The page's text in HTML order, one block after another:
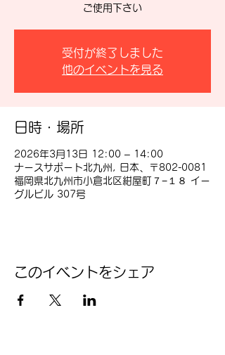
ご使用下さい
受付が終了しました
他のイベントを見る
日時・場所
2026年3月13日 12:00 – 14:00
ナースサポート北九州, 日本、〒802-0081
福岡県北九州市小倉北区紺屋町７−１８ イー
グルビル 307号
このイベントをシェア